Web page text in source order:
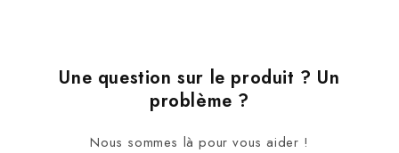
Une question sur le produit ? Un
problème ?
Nous sommes là pour vous aider !